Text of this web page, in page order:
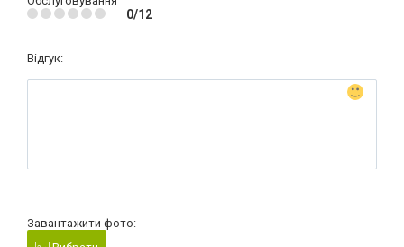
0/12
Відгук:
Завантажити фото: